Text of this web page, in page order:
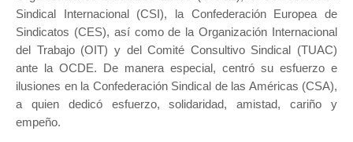
Sindical Internacional (CSI), la Confederación Europea de
Sindicatos (CES), así como de la Organización Internacional
del Trabajo (OIT) y del Comité Consultivo Sindical (TUAC)
ante la OCDE. De manera especial, centró su esfuerzo e
ilusiones en la Confederación Sindical de las Américas (CSA),
a quien dedicó esfuerzo, solidaridad, amistad, cariño y
empeño.